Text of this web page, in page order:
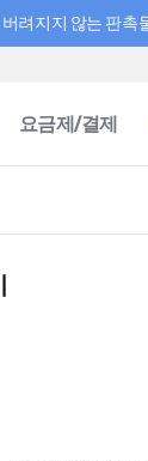
버려지지 않는 판촉
요금제/결제